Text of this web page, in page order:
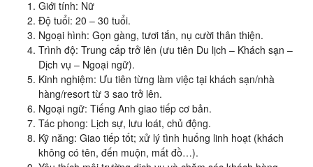
Giới tính: Nữ
Độ tuổi: 20 – 30 tuổi.
Ngoại hình: Gọn gàng, tươi tắn, nụ cười thân thiện.
Trình độ: Trung cấp trở lên (ưu tiên Du lịch – Khách sạn –
Dịch vụ – Ngoại ngữ).
Kinh nghiệm: Ưu tiên từng làm việc tại khách sạn/nhà
hàng/resort từ 3 sao trở lên.
Ngoại ngữ: Tiếng Anh giao tiếp cơ bản.
Tác phong: Lịch sự, lưu loát, chủ động.
Kỹ năng: Giao tiếp tốt; xử lý tình huống linh hoạt (khách
không có tên, đến muộn, mất đồ…).